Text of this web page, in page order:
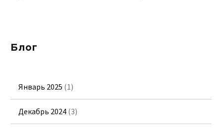
Блог
Январь 2025 (1)
Декабрь 2024 (3)